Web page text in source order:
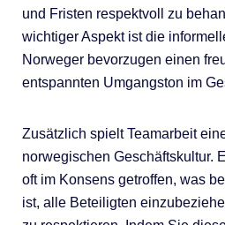
und Fristen respektvoll zu
wichtiger Aspekt ist die
Norweger bevorzugen einen
entspannten Umgangston im
Zusätzlich spielt Teamarbeit
norwegischen Geschäftskultur.
oft im Konsens getroffen, was
ist, alle Beteiligten